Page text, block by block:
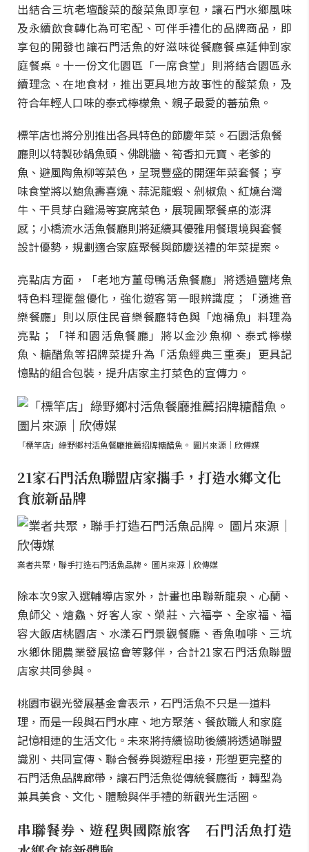
出結合三坑老壇酸菜的酸菜魚即享包，讓石門水鄉風味
及永續飲食轉化為可宅配、可伴手禮化的品牌商品，即
享包的開發也讓石門活魚的好滋味從餐廳餐桌延伸到家
庭餐桌。十一份文化園區「一席食堂」則將結合園區永
續理念、在地食材，推出更具地方故事性的酸菜魚，及
符合年輕人口味的泰式檸檬魚、親子最愛的蕃茄魚。
標竿店也將分別推出各具特色的節慶年菜。石園活魚餐
廳則以特製砂鍋魚頭、佛跳牆、筍香扣元寶、老爹的
魚、避風陶魚柳等菜色，呈現豐盛的開運年菜套餐；亨
味食堂將以鮑魚壽喜燒、蒜泥龍蝦、剁椒魚、紅燒台灣
牛、干貝芽白雞湯等宴席菜色，展現團聚餐桌的澎湃
感；小橋流水活魚餐廳則將延續其優雅用餐環境與套餐
設計優勢，規劃適合家庭聚餐與節慶送禮的年菜提案。
亮點店方面，「老地方薑母鴨活魚餐廳」將透過鹽烤魚
特色料理擺盤優化，強化遊客第一眼辨識度；「湧進音
樂餐廳」則以原住民音樂餐廳特色與「炮桶魚」料理為
亮點；「祥和園活魚餐廳」將以金沙魚柳、泰式檸檬
魚、糖醋魚等招牌菜提升為「活魚經典三重奏」更具記
憶點的組合包裝，提升店家主打菜色的宣傳力。
「標竿店」綠野鄉村活魚餐廳推薦招牌糖醋魚。 圖片來源｜欣傅媒
21家石門活魚聯盟店家攜手，打造水鄉文化
食旅新品牌
業者共聚，聯手打造石門活魚品牌。 圖片來源｜欣傳媒
除本次9家入選輔導店家外，計畫也串聯新龍泉、心蘭、
魚師父、燴鱻、好客人家、榮莊、六福亭、全家福、福
容大飯店桃園店、水漾石門景觀餐廳、香魚咖啡、三坑
水鄉休閒農業發展協會等夥伴，合計21家石門活魚聯盟
店家共同參與。
桃園市觀光發展基金會表示，石門活魚不只是一道料
理，而是一段與石門水庫、地方聚落、餐飲職人和家庭
記憶相連的生活文化。未來將持續協助後續將透過聯盟
識別、共同宣傳、聯合餐券與遊程串接，形塑更完整的
石門活魚品牌廊帶，讓石門活魚從傳統餐廳街，轉型為
兼具美食、文化、體驗與伴手禮的新觀光生活圈。
串聯餐券、遊程與國際旅客 石門活魚打造